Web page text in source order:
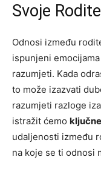
Svoje
Odnosi između
ispunjeni
razumjeti. Kada
to može izazvati
razumjeti razloge
istražit ćemo
udaljenosti između
na koje se ti odnosi